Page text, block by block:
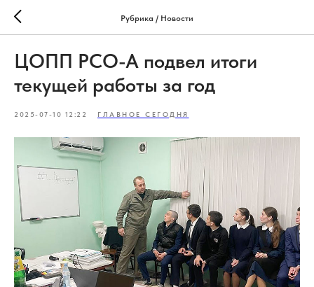
Рубрика / Новости
ЦОПП РСО-А подвел итоги
текущей работы за год
2025-07-10 12:22 ГЛАВНОЕ СЕГОДНЯ